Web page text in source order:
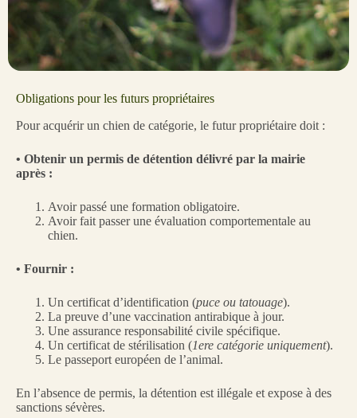
Obligations pour les futurs propriétaires
Pour acquérir un chien de catégorie, le futur propriétaire doit :
• Obtenir un permis de détention délivré par la mairie
après :
Avoir passé une formation obligatoire.
Avoir fait passer une évaluation comportementale au
chien.
• Fournir :
Un certificat d’identification (puce ou tatouage).
La preuve d’une vaccination antirabique à jour.
Une assurance responsabilité civile spécifique.
Un certificat de stérilisation (1ere catégorie uniquement).
Le passeport européen de l’animal.
En l’absence de permis, la détention est illégale et expose à des
sanctions sévères.